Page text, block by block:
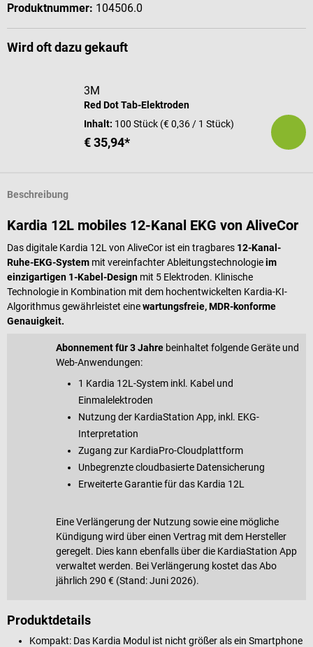
Produktnummer: 104506.0
Wird oft dazu gekauft
3M
Red Dot Tab-Elektroden
Inhalt: 100 Stück (€ 0,36 / 1 Stück)
€ 35,94*
Beschreibung
Kardia 12L mobiles 12-Kanal EKG von AliveCor
Das digitale Kardia 12L von AliveCor ist ein tragbares 12-Kanal-
Ruhe-EKG-System mit vereinfachter Ableitungstechnologieim
einzigartigen 1-Kabel-Design mit 5 Elektroden. Klinische
Technologie in Kombination mit dem hochentwickelten Kardia-KI-
Algorithmus gewährleistet einewartungsfreie, MDR-konforme
Genauigkeit.
Abonnement für 3 Jahre beinhaltet folgende Geräte und
Web-Anwendungen:
1 Kardia 12L-System inkl. Kabel und
Einmalelektroden
Nutzung der KardiaStation App, inkl. EKG-
Interpretation
Zugang zur KardiaPro-Cloudplattform
Unbegrenzte cloudbasierte Datensicherung
Erweiterte Garantie für das Kardia 12L
Eine Verlängerung der Nutzung sowie eine mögliche
Kündigung wird über einen Vertrag mit dem Hersteller
geregelt. Dies kann ebenfalls über die KardiaStation App
verwaltet werden. Bei Verlängerung kostet das Abo
jährlich 290 € (Stand: Juni 2026).
Produktdetails
Kompakt: Das Kardia Modul ist nicht größer als ein Smartphone